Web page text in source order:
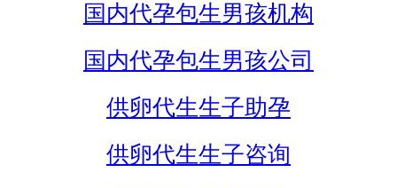
国内代孕包生男孩机构
国内代孕包生男孩公司
供卵代生生子助孕
供卵代生生子咨询